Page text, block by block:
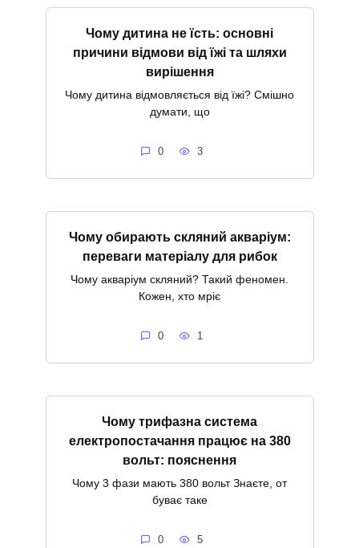
Чому дитина не їсть: основні
причини відмови від їжі та шляхи
вирішення
Чому дитина відмовляється від їжі? Смішно
думати, що
0 3
Чому обирають скляний акваріум:
переваги матеріалу для рибок
Чому акваріум скляний? Такий феномен.
Кожен, хто мріє
0 1
Чому трифазна система
електропостачання працює на 380
вольт: пояснення
Чому 3 фази мають 380 вольт Знаєте, от
буває таке
0 5